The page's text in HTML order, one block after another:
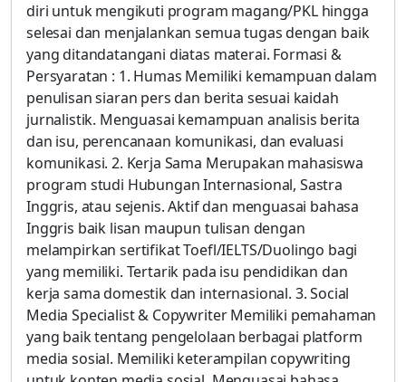
diri untuk mengikuti program magang/PKL hingga
selesai dan menjalankan semua tugas dengan baik
yang ditandatangani diatas materai. Formasi &
Persyaratan : 1. Humas Memiliki kemampuan dalam
penulisan siaran pers dan berita sesuai kaidah
jurnalistik. Menguasai kemampuan analisis berita
dan isu, perencanaan komunikasi, dan evaluasi
komunikasi. 2. Kerja Sama Merupakan mahasiswa
program studi Hubungan Internasional, Sastra
Inggris, atau sejenis. Aktif dan menguasai bahasa
Inggris baik lisan maupun tulisan dengan
melampirkan sertifikat Toefl/IELTS/Duolingo bagi
yang memiliki. Tertarik pada isu pendidikan dan
kerja sama domestik dan internasional. 3. Social
Media Specialist & Copywriter Memiliki pemahaman
yang baik tentang pengelolaan berbagai platform
media sosial. Memiliki keterampilan copywriting